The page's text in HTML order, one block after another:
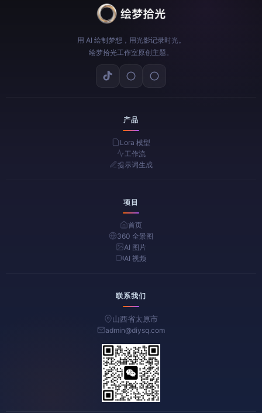
用 AI 绘制梦想，用光影记录时光。
绘梦拾光工作室原创主题。
产品
Lora 模型
工作流
提示词生成
项目
首页
360 全景图
AI 图片
AI 视频
联系我们
山西省太原市
admin@diysq.com